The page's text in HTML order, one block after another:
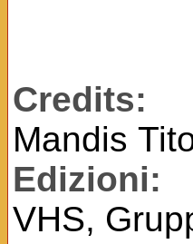
Credits:
Mandis
Edizioni:
VHS,